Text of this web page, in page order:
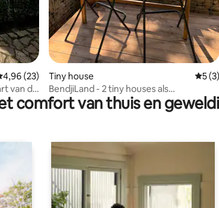
beoordeling van 4,96 op 5, 23 recensies
4,96 (23)
van de
Tiny house
5 (3)
BendjiLand - 2 tiny houses als
vakantietoevluchtsoord
comfort van thuis en